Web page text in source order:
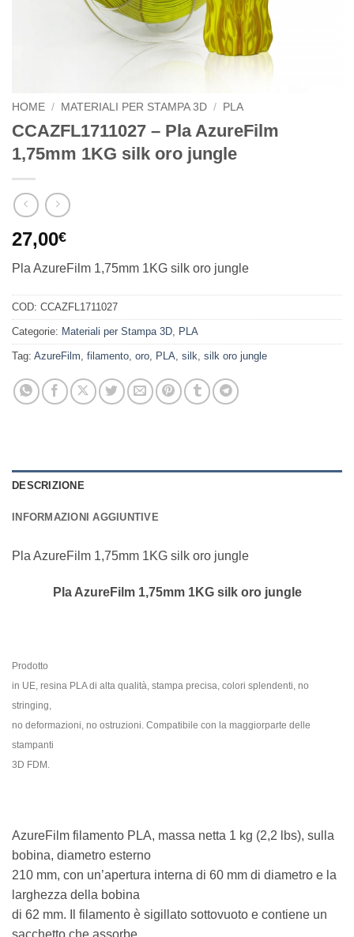
HOME / MATERIALI PER STAMPA 3D / PLA
CCAZFL1711027 – Pla AzureFilm
1,75mm 1KG silk oro jungle
27,00€
Pla AzureFilm 1,75mm 1KG silk oro jungle
COD: CCAZFL1711027
Categorie: Materiali per Stampa 3D, PLA
Tag: AzureFilm, filamento, oro, PLA, silk, silk oro jungle
DESCRIZIONE
INFORMAZIONI AGGIUNTIVE
Pla AzureFilm 1,75mm 1KG silk oro jungle
Pla AzureFilm 1,75mm 1KG silk oro jungle
Prodotto
in UE, resina PLA di alta qualità, stampa precisa, colori splendenti, no
stringing,
no deformazioni, no ostruzioni. Compatibile con la maggiorparte delle
stampanti
3D FDM.
AzureFilm filamento PLA, massa netta 1 kg (2,2 lbs), sulla
bobina, diametro esterno
210 mm, con un’apertura interna di 60 mm di diametro e la
larghezza della bobina
di 62 mm. Il filamento è sigillato sottovuoto e contiene un